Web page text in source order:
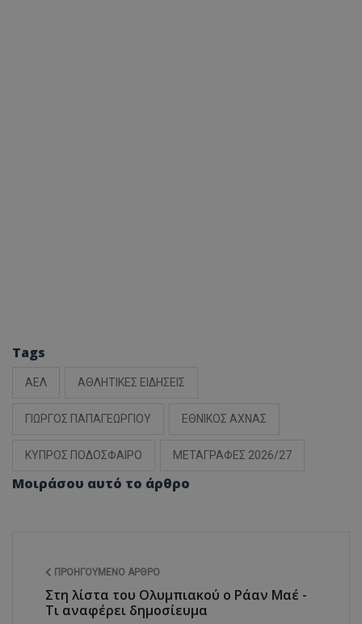
Tags
ΑΕΛ ΑΘΛΗΤΙΚΕΣ ΕΙΔΗΣΕΙΣ
ΓΙΩΡΓΟΣ ΠΑΠΑΓΕΩΡΓΙΟΥ ΕΘΝΙΚΟΣ ΑΧΝΑΣ
ΚΥΠΡΟΣ ΠΟΔΟΣΦΑΙΡΟ ΜΕΤΑΓΡΑΦΕΣ 2026/27
Μοιράσου αυτό το άρθρο
ΠΡΟΗΓΟΎΜΕΝΟ ΆΡΘΡΟ
Στη λίστα του Ολυμπιακού ο Ράαν Μαέ -
Τι αναφέρει δημοσίευμα